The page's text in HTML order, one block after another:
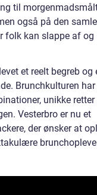
til
også på den
folk kan slappe af og
et reelt begreb og
Brunchkulturen
unikke retter
Vesterbro er nu et
der ønsker at